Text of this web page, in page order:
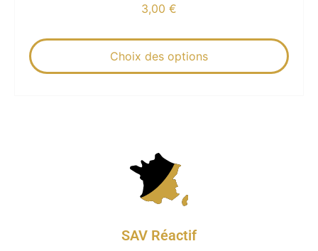
3,00 €
Choix des options
SAV Réactif